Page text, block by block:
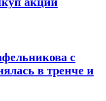
с
в тренче и